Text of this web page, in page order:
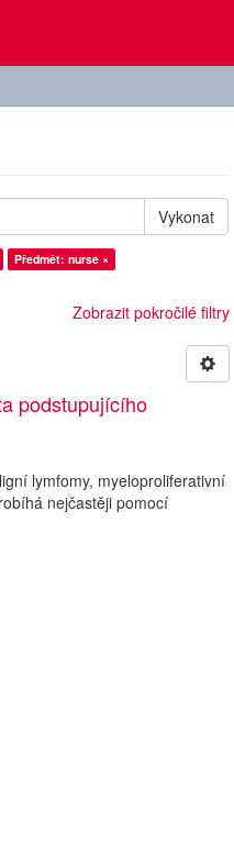
Vykonat
Předmět: nurse ×
Zobrazit pokročilé filtry
podstupujícího
lymfomy, myeloproliferativní
nejčastěji pomocí